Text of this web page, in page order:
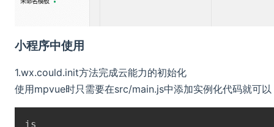
小程序中使用
1.wx.could.init方法完成云能力的初始化
使用mpvue时只需要在src/main.js中添加实例化代码就可以